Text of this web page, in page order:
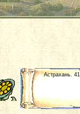
Астрахань.